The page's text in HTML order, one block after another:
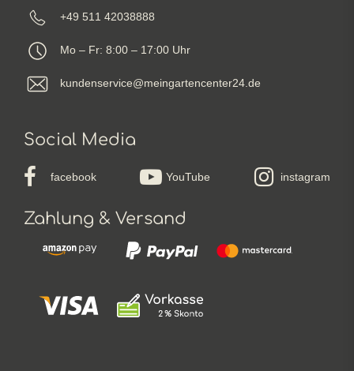
+49 511 42038888
Mo – Fr: 8:00 – 17:00 Uhr
kundenservice@meingartencenter24.de
Social Media
facebook YouTube instagram
Zahlung & Versand